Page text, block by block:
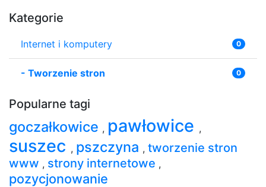
Kategorie
Internet i komputery 0
- Tworzenie stron 0
Popularne tagi
goczałkowice , pawłowice ,
suszec , pszczyna , tworzenie stron
www , strony internetowe ,
pozycjonowanie